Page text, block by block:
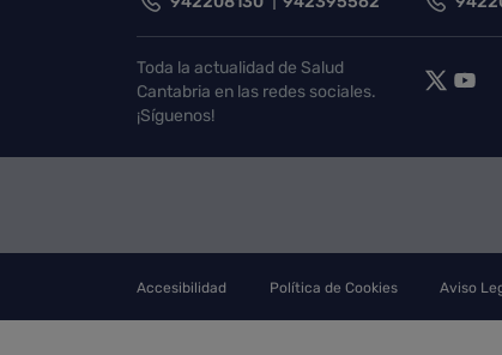
Toda la actualidad de Salud
Cantabria en las redes sociales.
¡Síguenos!
Accesibilidad Política de Cookies Aviso